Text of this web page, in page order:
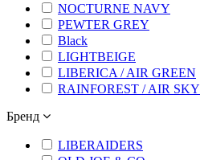
NOCTURNE NAVY
PEWTER GREY
Black
LIGHTBEIGE
LIBERICA / AIR GREEN
RAINFOREST / AIR SKY
Бренд
LIBERAIDERS